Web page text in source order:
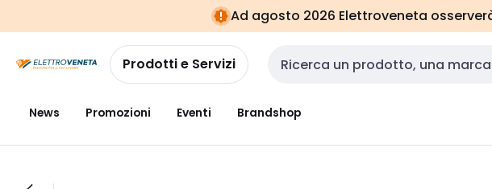
navigazionealla
pagina
Ad agosto 2026 Elettroveneta
Prodotti e Servizi Cerca input
News Promozioni Eventi Brandshop